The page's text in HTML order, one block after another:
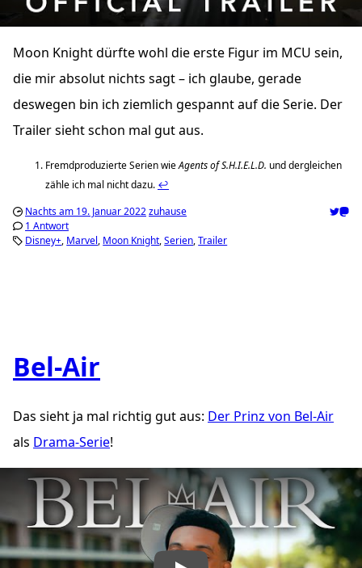
Moon Knight dürfte wohl die erste Figur im MCU sein,
die mir absolut nichts sagt – ich glaube, gerade
deswegen bin ich ziemlich gespannt auf die Serie. Der
Trailer sieht schon mal gut aus.
Fremdproduzierte Serien wieAgents of S.H.I.E.L.D. und dergleichen
zähle ich mal nicht dazu. ↩️
Nachts am 19. Januar 2022zuhause
1 Antwort
Disney+ Marvel Moon Knight Serien Trailer
Bel-Air
Das sieht ja mal richtig gut aus: Der Prinz von Bel-Air
als Drama-Serie!
„YouTube video player“ abspielen